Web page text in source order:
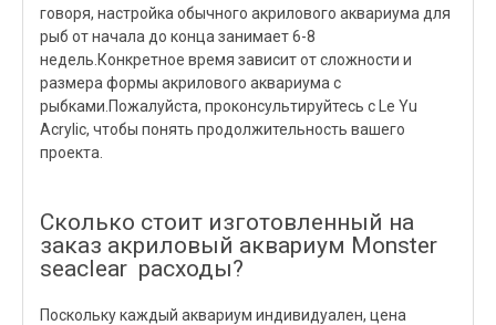
говоря, настройка обычного акрилового аквариума для
рыб от начала до конца занимает 6-8
недель.Конкретное время зависит от сложности и
размера формы акрилового аквариума с
рыбками.Пожалуйста, проконсультируйтесь с Le Yu
Acrylic, чтобы понять продолжительность вашего
проекта.
Сколько стоит изготовленный на
заказ акриловый аквариум Monster
seaclear расходы?
Поскольку каждый аквариум индивидуален, цена